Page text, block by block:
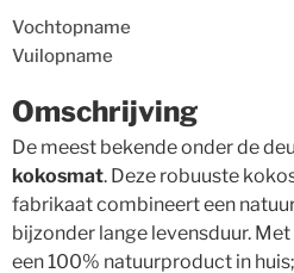
Vochtopname
Vuilopname
Omschrijving
De meest bekende onder de
kokosmat. Deze robuuste
fabrikaat combineert een
bijzonder lange levensduur.
een 100% natuurproduct in